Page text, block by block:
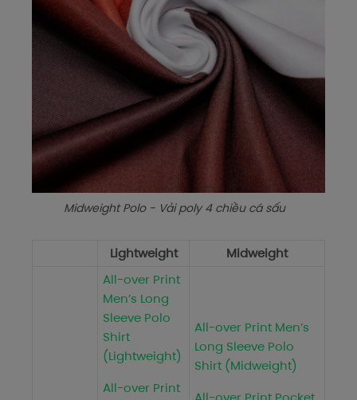
Midweight Polo - Vải poly 4 chiều cá sấu
Lightweight Midweight
All-over Print
Men’s Long
Sleeve Polo
Shirt
(Lightweight)
All-over Print
All-over Print Men’s
Long Sleeve Polo
Shirt (Midweight)